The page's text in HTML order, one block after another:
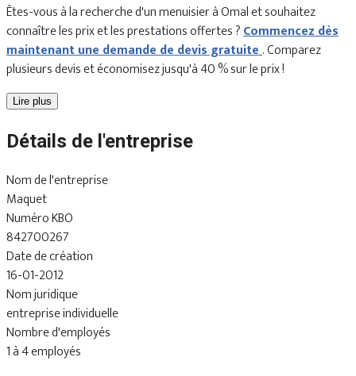
Êtes-vous à la recherche d'un menuisier à Omal et souhaitez
connaître les prix et les prestations offertes ?Commencez dès
maintenant une demande de devis gratuite. Comparez
plusieurs devis et économisez jusqu'à 40 % sur le prix !
Lire plus
Détails de l'entreprise
Nom de l'entreprise
Maquet
Numéro KBO
842700267
Date de création
16-01-2012
Nom juridique
entreprise individuelle
Nombre d'employés
1 à 4 employés